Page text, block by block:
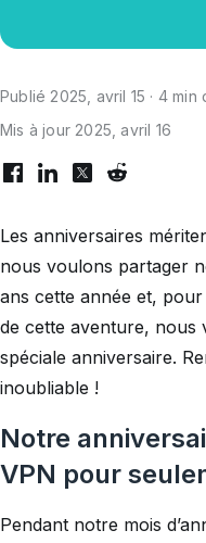
Publié 2025, avril 15 · 4
Mis à jour 2025, avril 16
Les anniversaires
nous voulons partager
ans cette année et,
de cette aventure, nous
spéciale anniversaire.
inoubliable !
Notre
VPN pour
Pendant notre mois